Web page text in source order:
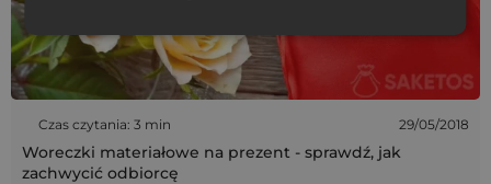
Czas czytania: 3 min 29/05/2018
Woreczki materiałowe na prezent - sprawdź, jak
zachwycić odbiorcę